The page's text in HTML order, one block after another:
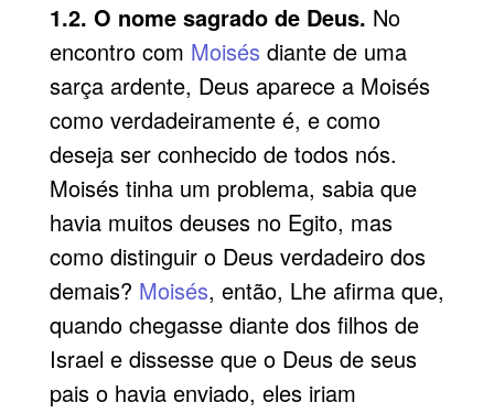
1.2. O nome sagrado de Deus. No
encontro com Moisés diante de uma
sarça ardente, Deus aparece a Moisés
como verdadeiramente é, e como
deseja ser conhecido de todos nós.
Moisés tinha um problema, sabia que
havia muitos deuses no Egito, mas
como distinguir o Deus verdadeiro dos
demais? Moisés, então, Lhe afirma que,
quando chegasse diante dos filhos de
Israel e dissesse que o Deus de seus
pais o havia enviado, eles iriam